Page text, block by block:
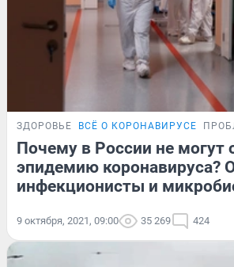
ЗДОРОВЬЕ ВСЁ О КОРОНАВИРУСЕ
Почему в России не могут
эпидемию коронавируса?
инфекционисты и
9 октября, 2021, 09:00 35 269 424